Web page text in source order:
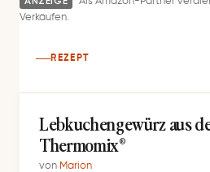
Verkäufen.
REZEPT
Lebkuchengewürz aus
Thermomix®
von Marion